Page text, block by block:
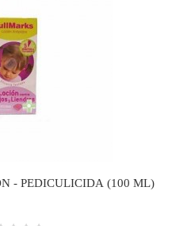
- PEDICULICIDA (100 ML)